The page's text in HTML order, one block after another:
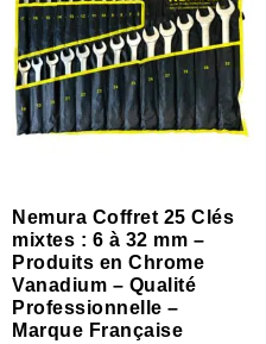
Nemura Coffret 25 Clés
mixtes : 6 à 32 mm –
Produits en Chrome
Vanadium – Qualité
Professionnelle –
Marque Française